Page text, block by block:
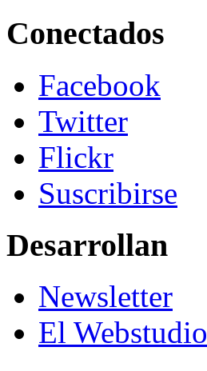
Conectados
Facebook
Twitter
Flickr
Suscribirse
Desarrollan
Newsletter
El Webstudio